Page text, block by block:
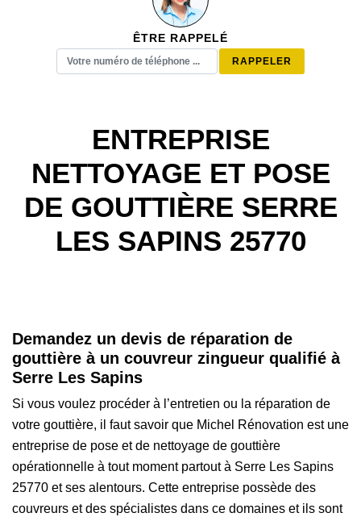
ÊTRE RAPPELÉ
ENTREPRISE
NETTOYAGE ET POSE
DE GOUTTIÈRE SERRE
LES SAPINS 25770
Demandez un devis de réparation de
gouttière à un couvreur zingueur qualifié à
Serre Les Sapins
Si vous voulez procéder à l’entretien ou la réparation de
votre gouttière, il faut savoir que Michel Rénovation est une
entreprise de pose et de nettoyage de gouttière
opérationnelle à tout moment partout à Serre Les Sapins
25770 et ses alentours. Cette entreprise possède des
couvreurs et des spécialistes dans ce domaines et ils sont